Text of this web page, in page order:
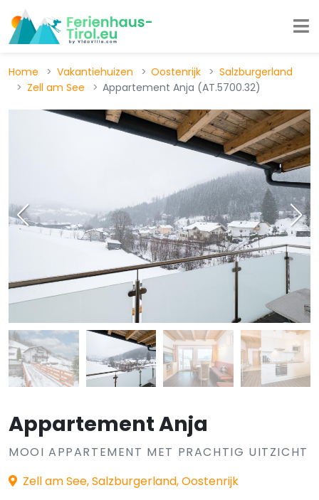
Home Vakantiehuizen Oostenrijk
Salzburgerland
Zell am See
Appartement Anja (AT.5700.32)
Appartement Anja
MOOI APPARTEMENT MET PRACHTIG UITZICHT
Zell am See, Salzburgerland, Oostenrijk